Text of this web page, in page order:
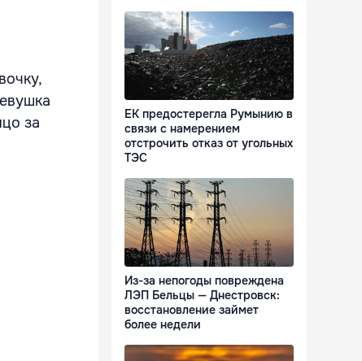
за
ЕК предостерегла Румынию в
связи с намерением
отстрочить отказ от угольных
ТЭС
Из-за непогоды повреждена
ЛЭП Бельцы — Днестровск:
восстановление займет
более недели